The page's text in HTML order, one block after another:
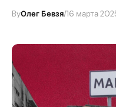
ByОлег Бевзя/16 марта